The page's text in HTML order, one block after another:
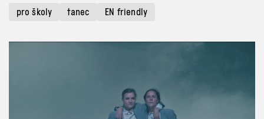
pro školy tanec EN friendly